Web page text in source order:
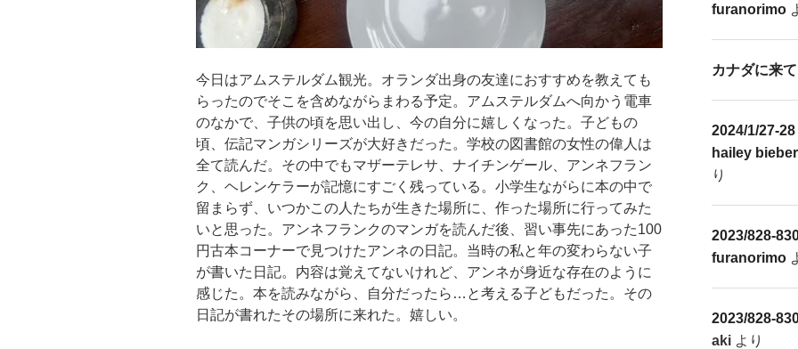
今日はアムステルダム観光。オランダ出身の友達におすすめを教えても
らったのでそこを含めながらまわる予定。アムステルダムへ向かう電車
のなかで、子供の頃を思い出し、今の自分に嬉しくなった。子どもの
頃、伝記マンガシリーズが大好きだった。学校の図書館の女性の偉人は
全て読んだ。その中でもマザーテレサ、ナイチンゲール、アンネフラン
ク、ヘレンケラーが記憶にすごく残っている。小学生ながらに本の中で
留まらず、いつかこの人たちが生きた場所に、作った場所に行ってみた
いと思った。アンネフランクのマンガを読んだ後、習い事先にあった100
円古本コーナーで見つけたアンネの日記。当時の私と年の変わらない子
が書いた日記。内容は覚えてないけれど、アンネが身近な存在のように
感じた。本を読みながら、自分だったら…と考える子どもだった。その
日記が書れたその場所に来れた。嬉しい。
furanorimo
カナダに来
2024/1/27-28
hailey
り
2023/828-
furanorimo
2023/828-
akiより